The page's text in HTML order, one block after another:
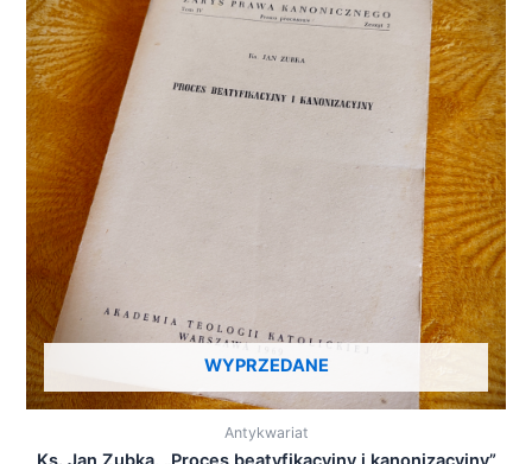
WYPRZEDANE
Antykwariat